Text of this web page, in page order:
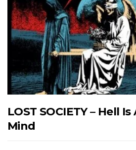
LOST SOCIETY – Hell
Mind